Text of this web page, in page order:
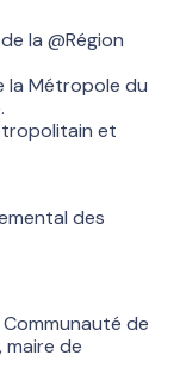
la @Région
la Métropole du
et
des
Communauté de
maire de